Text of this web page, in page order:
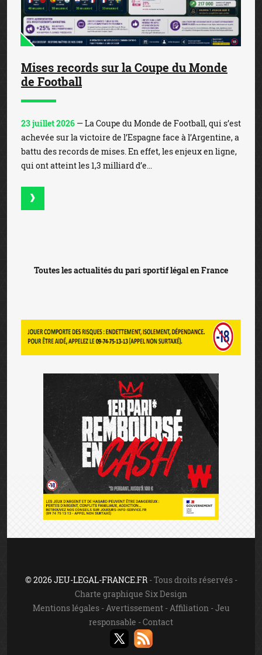
Mises records sur la Coupe du Monde
de Football
23 juillet 2026 — La Coupe du Monde de Football, qui s’est
achevée sur la victoire de l’Espagne face à l’Argentine, a
battu des records de mises. En effet, les enjeux en ligne,
qui ont atteint les 1,3 milliard d’e...
Toutes les actualités du pari sportif légal en France
© 2026 JEU-LEGAL-FRANCE.FR- Tous droits réservés -
Charte graphique Six Design
Mentions légales-Avertissement-Affiliation-Jeu
responsable -Contact